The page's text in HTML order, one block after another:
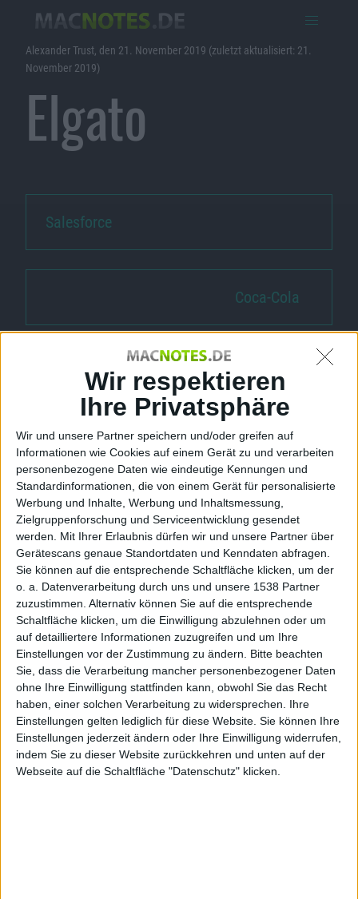
Wir respektieren
Ihre Privatsphäre
Wir und unsere Partner speichern und/oder greifen auf
Informationen wie Cookies auf einem Gerät zu und verarbeiten
personenbezogene Daten wie eindeutige Kennungen und
Standardinformationen, die von einem Gerät für personalisierte
Werbung und Inhalte, Werbung und Inhaltsmessung,
Zielgruppenforschung und Serviceentwicklung gesendet
werden.
Mit Ihrer Erlaubnis dürfen wir und unsere Partner über
Gerätescans genaue Standortdaten und Kenndaten abfragen.
Sie können auf die entsprechende Schaltfläche klicken, um der
o. a. Datenverarbeitung durch uns und unsere 1538 Partner
zuzustimmen. Alternativ können Sie auf die entsprechende
Schaltfläche klicken, um die Einwilligung abzulehnen oder um
auf detailliertere Informationen zuzugreifen und um Ihre
Einstellungen vor der Zustimmung zu ändern.
Bitte beachten
Sie, dass die Verarbeitung mancher personenbezogener Daten
ohne Ihre Einwilligung stattfinden kann, obwohl Sie das Recht
haben, einer solchen Verarbeitung zu widersprechen. Ihre
Einstellungen gelten lediglich für diese Website. Sie können Ihre
Einstellungen jederzeit ändern oder Ihre Einwilligung widerrufen,
indem Sie zu dieser Website zurückkehren und unten auf der
Webseite auf die Schaltfläche "Datenschutz" klicken.
Alexander Trust, den 21. November 2019 (zuletzt aktualisiert: 21.
November 2019)
Elgato
Salesforce
Coca-Cola
Weitere Nachrichten
Elgato: Neue EyeTV-Produkte werfen ihre
Schatten voraus
07.03.2011
EyeTV 3.4 und EyeTV-App mit iPad-Support,
EyeTV HD-Videorecorder
25.05.2010